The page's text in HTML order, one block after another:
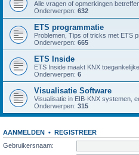
Alle vragen of opmerkingen
Onderwerpen: 632
ETS programmatie
Problemen, Tips of tricks met ETS
Onderwerpen: 665
ETS Inside
ETS Inside maakt KNX
Onderwerpen: 6
Visualisatie Software
Visualisatie in EIB-KNX systemen,
Onderwerpen: 315
AANMELDEN •
REGISTREER
Gebruikersnaam: